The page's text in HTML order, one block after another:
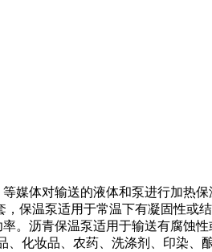
媒体对输送的液体和泵进行加热
保温泵适用于常温下有凝固性或
。沥青保温泵适用于输送有腐蚀
化妆品、农药、洗涤剂、印染、